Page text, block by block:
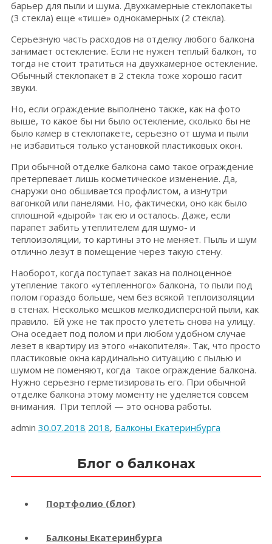
барьер для пыли и шума. Двухкамерные стеклопакеты
(3 стекла) еще «тише» однокамерных (2 стекла).
Серьезную часть расходов на отделку любого балкона
занимает остекление. Если не нужен теплый балкон, то
тогда не стоит тратиться на двухкамерное остекление.
Обычный стеклопакет в 2 стекла тоже хорошо гасит
звуки.
Но, если ограждение выполнено также, как на фото
выше, то какое бы ни было остекление, сколько бы не
было камер в стеклопакете, серьезно от шума и пыли
не избавиться только установкой пластиковых окон.
При обычной отделке балкона само такое ограждение
претерпевает лишь косметическое изменение. Да,
снаружи оно обшивается профлистом, а изнутри
вагонкой или панелями. Но, фактически, оно как было
сплошной «дырой» так ею и осталось. Даже, если
парапет забить утеплителем для шумо- и
теплоизоляции, то картины это не меняет. Пыль и шум
отлично лезут в помещение через такую стену.
Наоборот, когда поступает заказ на полноценное
утепление такого «утепленного» балкона, то пыли под
полом гораздо больше, чем без всякой теплоизоляции
в стенах. Несколько мешков мелкодисперсной пыли, как
правило. Ей уже не так просто улететь снова на улицу.
Она оседает под полом и при любом удобном случае
лезет в квартиру из этого «накопителя». Так, что просто
пластиковые окна кардинально ситуацию с пылью и
шумом не поменяют, когда такое ограждение балкона.
Нужно серьезно герметизировать его. При обычной
отделке балкона этому моменту не уделяется совсем
внимания. При теплой — это основа работы.
admin 30.07.2018 2018, Балконы Екатеринбурга
Блог о балконах
Портфолио (блог)
Балконы Екатеринбурга